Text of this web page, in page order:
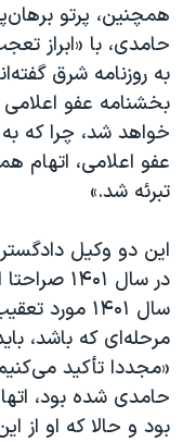
همچنین، پرتو
حامدی، با «ابراز
به روزنامه شرق
خواهد شد، چرا که به
عفو اعلامی، اتهام
تبرئه شد.»
این دو وکیل
در سال
سال ۱۴۰۱
مرحله‌ای که باشد،
«مجددا تأکید
حامدی شده بود،
بود و حالا که او از